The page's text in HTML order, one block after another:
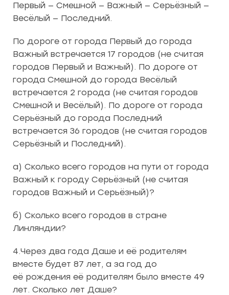
Первый — Смешной — Важный — Серьёзный —
Весёлый — Последний.
По дороге от города Первый до города
Важный встречается 17 городов (не считая
городов Первый и Важный). По дороге от
города Смешной до города Весёлый
встречается 2 города (не считая городов
Смешной и Весёлый). По дороге от города
Серьёзный до города Последний
встречается 36 городов (не считая городов
Серьёзный и Последний).
а) Сколько всего городов на пути от города
Важный к городу Серьёзный (не считая
городов Важный и Серьёзный)?
б) Сколько всего городов в стране
Линляндии?
4.Через два года Даше и её родителям
вместе будет 87 лет, а за год до
её рождения её родителям было вместе 49
лет. Сколько лет Даше?